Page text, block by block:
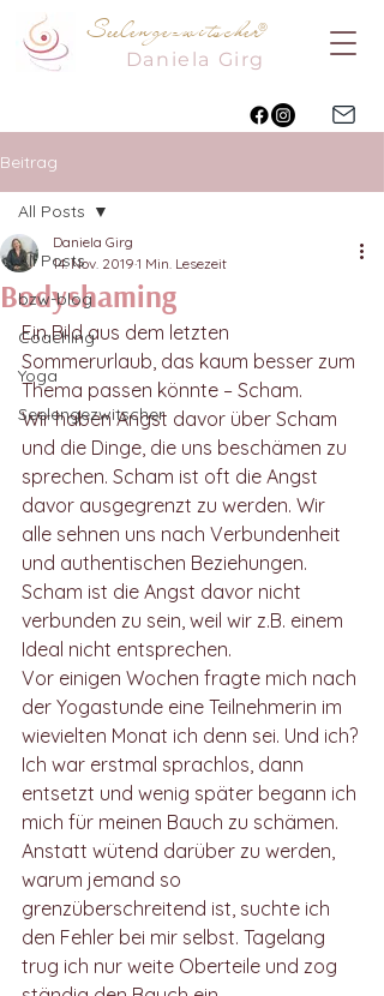
Seelengezwitscher
Daniela Girg
®
Beitrag
All Posts
bzw-blog
Coaching
Yoga
Seelengezwitscher
All Posts
Bodyshaming
Daniela Girg
14. Nov. 2019 1 Min. Lesezeit
Ein Bild aus dem letzten
Sommerurlaub, das kaum besser zum
Thema passen könnte – Scham.
Wir haben Angst davor über Scham
und die Dinge, die uns beschämen zu
sprechen. Scham ist oft die Angst
davor ausgegrenzt zu werden. Wir
alle sehnen uns nach Verbundenheit
und authentischen Beziehungen.
Scham ist die Angst davor nicht
verbunden zu sein, weil wir z.B. einem
Ideal nicht entsprechen.
Vor einigen Wochen fragte mich nach
der Yogastunde eine Teilnehmerin im
wievielten Monat ich denn sei. Und ich?
Ich war erstmal sprachlos, dann
entsetzt und wenig später begann ich
mich für meinen Bauch zu schämen.
Anstatt wütend darüber zu werden,
warum jemand so
grenzüberschreitend ist, suchte ich
den Fehler bei mir selbst. Tagelang
trug ich nur weite Oberteile und zog